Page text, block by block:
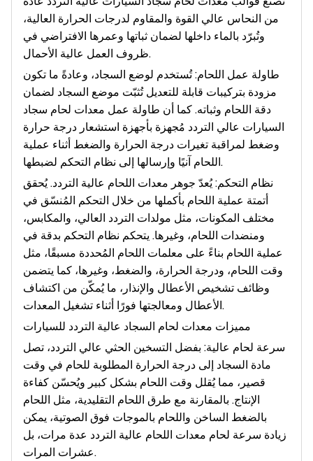
من النحاس عالي القوة والمقاوم لدرجات الحرارة العالية،
وتُبرّد بالماء داخلها لضمان ثباتها وعمرها الافتراضي في
ظروف العمل عالية الأحمال.
طاولة عمل اللحام: تُستخدم لوضع السجاد، وعادةً ما تكون
مزودة بتركيبات قابلة للتعديل تُثبّت موضع السجاد لضمان
دقة اللحام وثباته. كما أن طاولة عمل معدات لحام سجاد
السيارات عالي التردد مُجهزة بأجهزة استشعار درجة حرارة
وضغط لمراقبة تغيرات درجة الحرارة والضغط أثناء عملية
اللحام آنيًا وإرسالها إلى نظام التحكم لضبطها.
نظام التحكم: يُعدّ جوهر معدات اللحام عالية التردد. يُحقق
أتمتة عملية اللحام بأكملها من خلال التحكم المُنسّق في
مختلف المكونات، مثل مولدات التردد العالي، والمكابس،
ومنضدات اللحام، وغيرها. يتحكم نظام التحكم بدقة في
عملية اللحام بناءً على معلمات اللحام المُحددة مسبقًا، مثل
وقت اللحام، ودرجة الحرارة، والضغط، وغيرها، كما يتضمن
وظائف تشخيص الأعطال والإنذار، ما يُمكّن من اكتشاف
الأعطال ومعالجتها فورًا أثناء تشغيل المعدات.
مميزات معدات لحام السجاد عالية التردد للسيارات
سرعة لحام عالية: بفضل التسخين الحثي عالي التردد، تصل
مادة السجاد إلى درجة الحرارة المطلوبة للحام في وقت
قصير، مما يُقلل وقت اللحام بشكل كبير ويُحسّن كفاءة
الإنتاج. بالمقارنة مع طرق اللحام التقليدية، مثل اللحام
بالضغط الساخن واللحام بالموجات فوق الصوتية، يمكن
زيادة سرعة لحام معدات اللحام عالية التردد عدة مرات، بل
عشرات المرات.